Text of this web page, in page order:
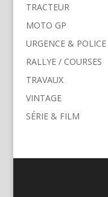
TRACTEUR
MOTO GP
URGENCE & POLICE
RALLYE / COURSES
TRAVAUX
VINTAGE
SÉRIE & FILM